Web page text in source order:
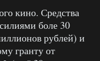
кино. Средства
боле 30
рублей) и
гранту от